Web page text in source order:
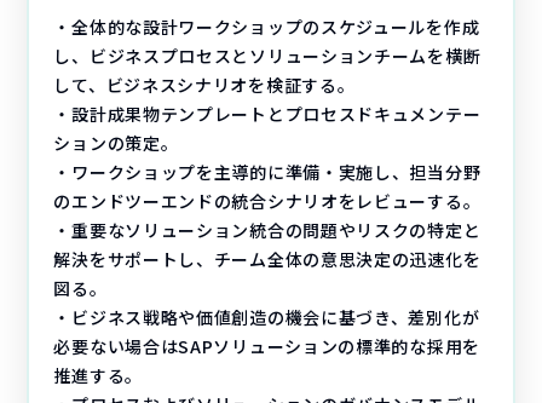
・全体的な設計ワークショップのスケジュールを作成
し、ビジネスプロセスとソリューションチームを横断
して、ビジネスシナリオを検証する。
・設計成果物テンプレートとプロセスドキュメンテー
ションの策定。
・ワークショップを主導的に準備・実施し、担当分野
のエンドツーエンドの統合シナリオをレビューする。
・重要なソリューション統合の問題やリスクの特定と
解決をサポートし、チーム全体の意思決定の迅速化を
図る。
・ビジネス戦略や価値創造の機会に基づき、差別化が
必要ない場合はSAPソリューションの標準的な採用を
推進する。